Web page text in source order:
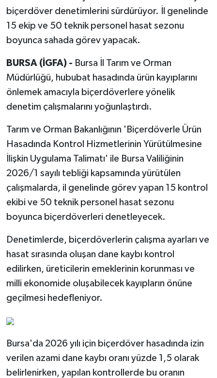
biçerdöver denetimlerini sürdürüyor. İl genelinde
15 ekip ve 50 teknik personel hasat sezonu
boyunca sahada görev yapacak.
BURSA (İGFA) - Bursa İl Tarım ve Orman
Müdürlüğü, hububat hasadında ürün kayıplarını
önlemek amacıyla biçerdöverlere yönelik
denetim çalışmalarını yoğunlaştırdı.
Tarım ve Orman Bakanlığının 'Biçerdöverle Ürün
Hasadında Kontrol Hizmetlerinin Yürütülmesine
İlişkin Uygulama Talimatı' ile Bursa Valiliğinin
2026/1 sayılı tebliği kapsamında yürütülen
çalışmalarda, il genelinde görev yapan 15 kontrol
ekibi ve 50 teknik personel hasat sezonu
boyunca biçerdöverleri denetleyecek.
Denetimlerde, biçerdöverlerin çalışma ayarları ve
hasat sırasında oluşan dane kaybı kontrol
edilirken, üreticilerin emeklerinin korunması ve
milli ekonomide oluşabilecek kayıpların önüne
geçilmesi hedefleniyor.
Bursa'da 2026 yılı için biçerdöver hasadında izin
verilen azami dane kaybı oranı yüzde 1,5 olarak
belirlenirken, yapılan kontrollerde bu oranın